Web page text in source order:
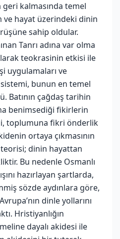
kalmasında temel
hayat üzerindeki dinin
sahip oldular.
Tanrı adına var olma
teokrasinin etkisi ile
uygulamaları ve
bunun en temel
Batının çağdaş tarihin
benimsediği fikirlerin
toplumuna fikri önderlik
ortaya çıkmasının
dinin hayattan
Bu nedenle Osmanlı
hazırlayan şartlarda,
sözde aydınlara göre,
dinle yollarını
Hristiyanlığın
dayalı akidesi ile